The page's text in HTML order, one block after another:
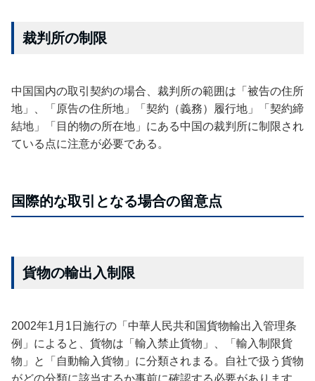
裁判所の制限
中国国内の取引契約の場合、裁判所の範囲は「被告の住所
地」、「原告の住所地」「契約（義務）履行地」「契約締
結地」「目的物の所在地」にある中国の裁判所に制限され
ている点に注意が必要である。
国際的な取引となる場合の留意点
貨物の輸出入制限
2002年1月1日施行の「中華人民共和国貨物輸出入管理条
例」によると、貨物は「輸入禁止貨物」、「輸入制限貨
物」と「自動輸入貨物」に分類されまる。自社で扱う貨物
がどの分類に該当するか事前に確認する必要があります。